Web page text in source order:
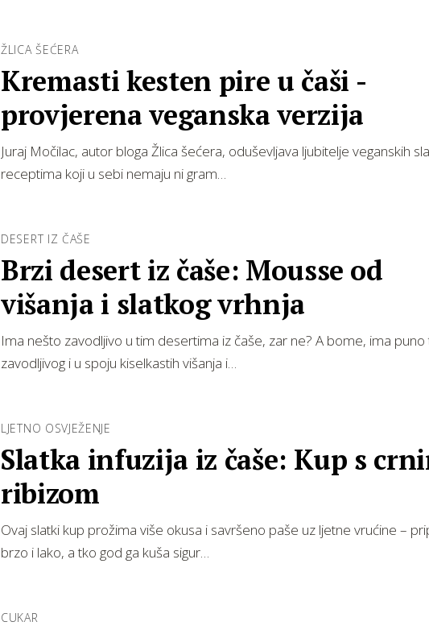
ŽLICA ŠEĆERA
Kremasti kesten pire u čaši -
provjerena veganska verzija
Juraj Močilac, autor bloga Žlica šećera, oduševljava ljubitelje veganskih
receptima koji u sebi nemaju ni gram…
DESERT IZ ČAŠE
Brzi desert iz čaše: Mousse od
višanja i slatkog vrhnja
Ima nešto zavodljivo u tim desertima iz čaše, zar ne? A bome, ima puno
zavodljivog i u spoju kiselkastih višanja i…
LJETNO OSVJEŽENJE
Slatka infuzija iz čaše: Kup s
ribizom
Ovaj slatki kup prožima više okusa i savršeno paše uz ljetne vrućine –
brzo i lako, a tko god ga kuša sigur…
CUKAR